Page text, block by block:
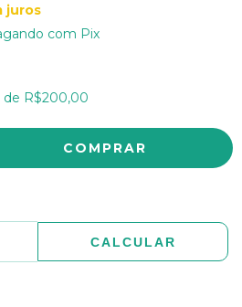
juros
com Pix
de R$200,00
CALCULAR